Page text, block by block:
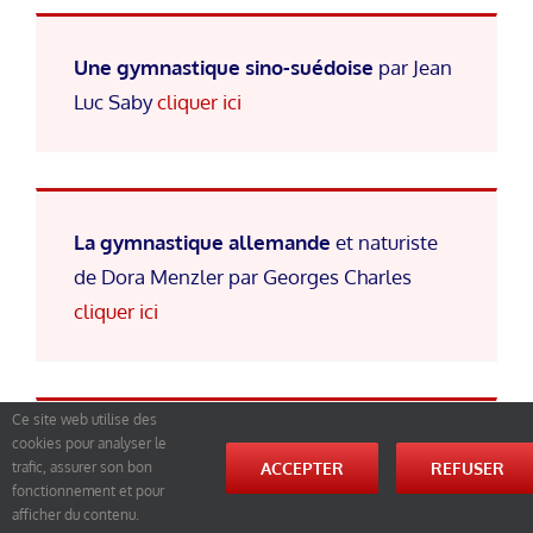
Une gymnastique sino-suédoise par Jean
Luc Sabycliquer ici
La gymnastique allemande et naturiste
de Dora Menzler par Georges Charles
cliquer ici
Les pratiques printannières en
Mandchourie.
Un article et des photos de
Yohan Radomski en poste à Harbin
Ce site web utilise des
cookies pour analyser le
trafic, assurer son bon
fonctionnement et pour
afficher du contenu.
ACCEPTER REFUSER